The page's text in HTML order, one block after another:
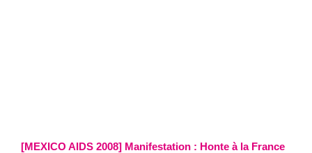
[MEXICO AIDS 2008] Manifestation : Honte à la France